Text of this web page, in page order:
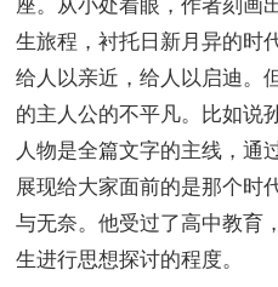
座。从小处着眼，作者刻画
生旅程，衬托日新月异的时
给人以亲近，给人以启迪。
的主人公的不平凡。比如说
人物是全篇文字的主线，通
展现给大家面前的是那个时
与无奈。他受过了高中教育
生进行思想探讨的程度。